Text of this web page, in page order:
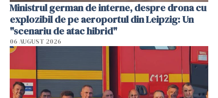
Ministrul german de interne, despre drona cu
explozibil de pe aeroportul din Leipzig: Un
"scenariu de atac hibrid"
06 AUGUST 2026